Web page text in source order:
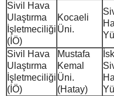
Sivil Hava
Ulaştırma
İşletmeciliği
(İÖ)
Kocaeli
Üni.
Sivil Hava
Ulaştırma
İşletmeciliği
(İÖ)
Mustafa
Kemal
Üni.
(Hatay)